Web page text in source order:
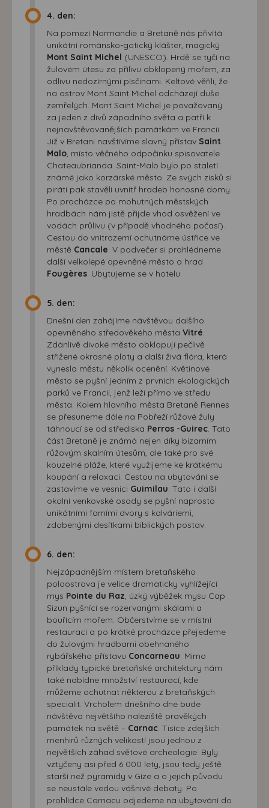
4. den:
Na pomezí Normandie a Bretaně nás přivítá
unikátní románsko-gotický klášter, magický
Mont Saint Michel (UNESCO). Hrdě se tyčí na
žulovém útesu za přílivu obklopený mořem, za
odlivu nedozírnými písčinami. Keltové věřili, že
na ostrov Mont Saint Michel odcházejí duše
zemřelých. Mont Saint Michel je považovaný
za jeden z divů západního světa a patří k
nejnavštěvovanějších památkám ve Francii.
Již v Bretani navštívíme slavný přístav Saint
Malo , místo věčného odpočinku spisovatele
Chateaubrianda. Saint-Malo bylo po staletí
známé jako korzárské město. Ze svých zisků si
piráti pak stavěli uvnitř hradeb honosné domy.
Po procházce po mohutných městských
hradbách nám jistě přijde vhod osvěžení ve
vodách průlivu (v případě vhodného počasí).
Cestou do vnitrozemí ochutnáme ústřice ve
městě Cancale . V podvečer si prohlédneme
další velkolepé opevněné město a hrad
Fougères . Ubytujeme se v hotelu.
5. den:
Dnešní den zahájíme návštěvou dalšího
opevněného středověkého města Vitré
Zdánlivě divoké město obklopují pečlivě
střižené okrasné ploty a další živá flóra, která
vynesla městu několik ocenění. Květinové
město se pyšní jedním z prvních ekologických
parků ve Francii, jenž leží přímo ve středu
města. Kolem hlavního města Bretaně Rennes
se přesuneme dále na Pobřeží růžové žuly
táhnoucí se od střediska Perros -Guirec . Tato
část Bretaně je známá nejen díky bizarním
růžovým skalním útesům, ale také pro své
kouzelné pláže, které využijeme ke krátkému
koupání a relaxaci. Cestou na ubytování se
zastavíme ve vesnici Guimilau . Tato i další
okolní venkovské osady se pyšní naprosto
unikátními farními dvory s kalváriemi,
zdobenými desítkami biblických postav.
6. den:
Nejzápadnějším místem bretaňského
poloostrova je velice dramaticky vyhlížející
mys Pointe du Raz , úzký výběžek mysu Cap
Sizun pyšnící se rozervanými skálami a
bouřícím mořem. Občerstvíme se v místní
restauraci a po krátké procházce přejedeme
do žulovými hradbami obehnaného
rybářského přístavu Concarneau . Mimo
příklady typické bretaňské architektury nám
také nabídne množství restaurací, kde
můžeme ochutnat některou z bretaňských
specialit. Vrcholem dnešního dne bude
návštěva největšího naleziště pravěkých
památek na světě – Carnac . Tisíce zdejších
menhirů různých velikostí jsou jednou z
největších záhad světové archeologie. Byly
vztyčeny asi před 6 000 lety, jsou tedy ještě
starší než pyramidy v Gíze a o jejich původu
se neustále vedou vášnivé debaty. Po
prohlídce Carnacu odjedeme na ubytování do